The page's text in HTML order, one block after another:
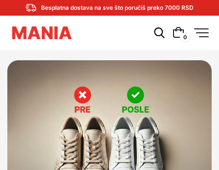
Besplatna dostava na sve što poručiš preko 7000 RSD
0